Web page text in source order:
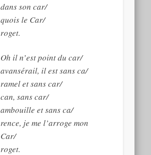
dans son car/
quois le Car/
roget.
Oh il n’est point du car/
avansérail, il est sans ca/
ramel et sans car/
can, sans car/
ambouille et sans ca/
rence, je me l’arroge mon
Car/
roget.